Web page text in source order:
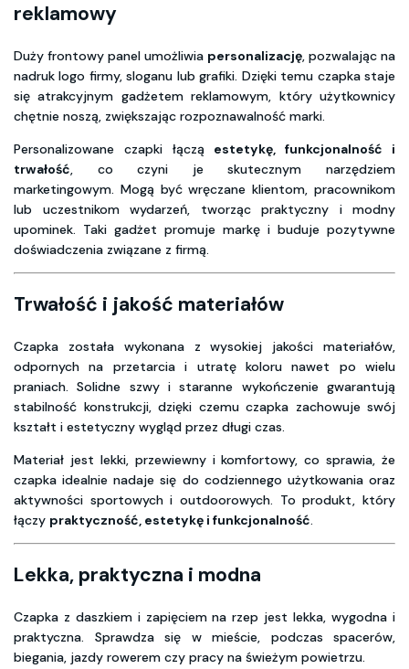
reklamowy
Duży frontowy panel umożliwia personalizację, pozwalając na
nadruk logo firmy, sloganu lub grafiki. Dzięki temu czapka staje
się atrakcyjnym gadżetem reklamowym, który użytkownicy
chętnie noszą, zwiększając rozpoznawalność marki.
Personalizowane czapki łączą estetykę, funkcjonalność i
trwałość, co czyni je skutecznym narzędziem
marketingowym. Mogą być wręczane klientom, pracownikom
lub uczestnikom wydarzeń, tworząc praktyczny i modny
upominek. Taki gadżet promuje markę i buduje pozytywne
doświadczenia związane z firmą.
Trwałość i jakość materiałów
Czapka została wykonana z wysokiej jakości materiałów,
odpornych na przetarcia i utratę koloru nawet po wielu
praniach. Solidne szwy i staranne wykończenie gwarantują
stabilność konstrukcji, dzięki czemu czapka zachowuje swój
kształt i estetyczny wygląd przez długi czas.
Materiał jest lekki, przewiewny i komfortowy, co sprawia, że
czapka idealnie nadaje się do codziennego użytkowania oraz
aktywności sportowych i outdoorowych. To produkt, który
łączy praktyczność, estetykę i funkcjonalność.
Lekka, praktyczna i modna
Czapka z daszkiem i zapięciem na rzep jest lekka, wygodna i
praktyczna. Sprawdza się w mieście, podczas spacerów,
biegania, jazdy rowerem czy pracy na świeżym powietrzu.